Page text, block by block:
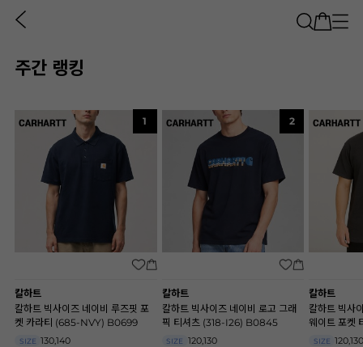
주간 랭킹
1
칼하트
칼하트 빅사이즈 네이비 루즈핏 포
켓 카라티 (685-NVY) B0699
SIZE 130,140
2
칼하트
칼하트 빅사이즈 네이비 로고 그래
픽 티셔츠 (318-I26) B0845
SIZE 120,130
칼하트
칼하트 빅사
웨이트 포켓
A9202
SIZE